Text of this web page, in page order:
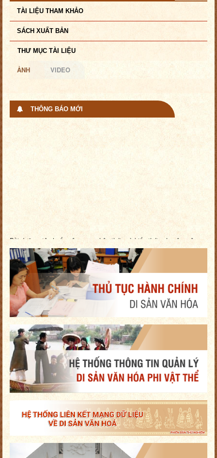
TÀI LIỆU THAM KHẢO
SÁCH XUẤT BẢN
THƯ MỤC TÀI LIỆU
ẢNH VIDEO
THÔNG BÁO MỚI
Bồi dưỡng, tập huấn nâng cao nhận thức và kiến thức chuyên môn
Trang Thông tin điện tử đang trong quá trình nâng cấp. Tổ chức, cá
nhâ...